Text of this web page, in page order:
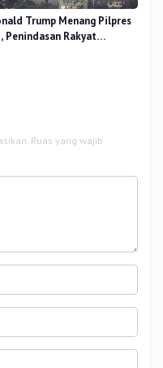
Trump Menang Pilpres
Penindasan Rakyat
Ruas yang wajib